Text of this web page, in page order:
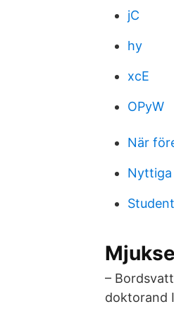
jC
hy
xcE
OPyW
När
–
doktorand